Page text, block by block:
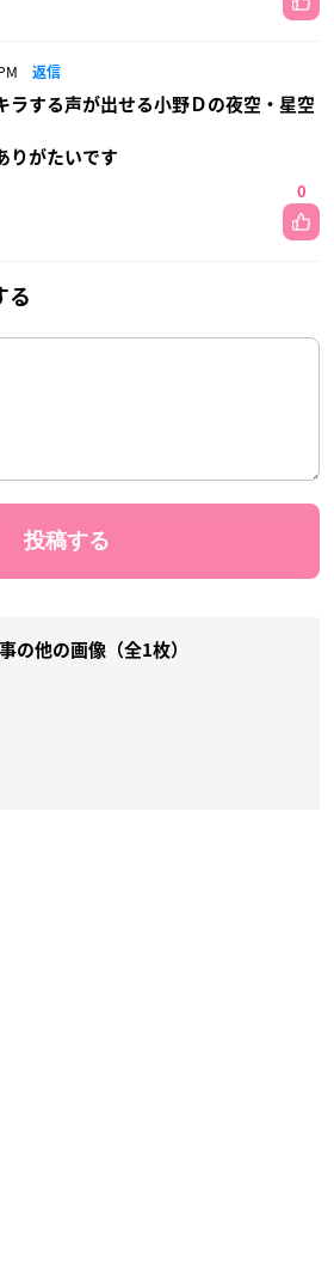
返信
ラする声が出せる小野Ｄの夜空・星空
りがたいです
0
る
の他の画像（全1枚）